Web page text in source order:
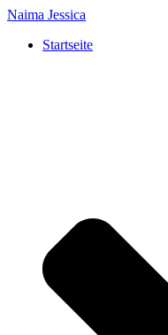
Naima Jessica
Startseite